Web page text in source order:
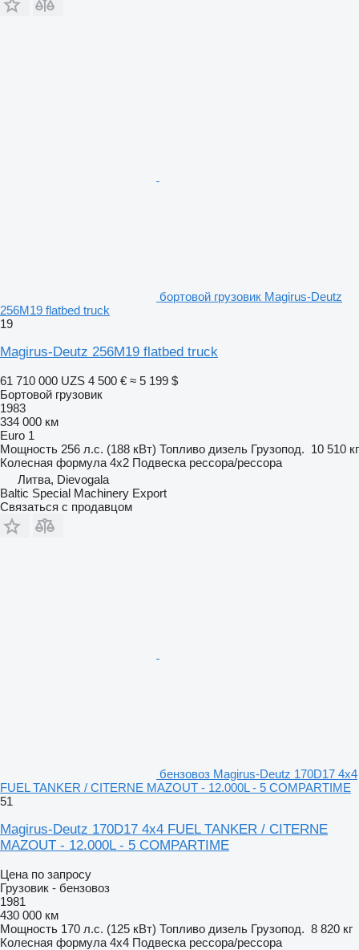
бортовой грузовик Magirus-Deutz
256M19 flatbed truck
19
Magirus-Deutz 256M19 flatbed truck
61 710 000 UZS 4 500 € ≈ 5 199 $
Бортовой грузовик
1983
334 000 км
Euro 1
Мощность 256 л.с. (188 кВт) Топливо дизель Грузопод. 10 510 кг
Колесная формула 4x2 Подвеска рессора/рессора
Литва, Dievogala
Baltic Special Machinery Export
Связаться с продавцом
бензовоз Magirus-Deutz 170D17 4x4
FUEL TANKER / CITERNE MAZOUT - 12.000L - 5 COMPARTIME
51
Magirus-Deutz 170D17 4x4 FUEL TANKER / CITERNE
MAZOUT - 12.000L - 5 COMPARTIME
Цена по запросу
Грузовик - бензовоз
1981
430 000 км
Мощность 170 л.с. (125 кВт) Топливо дизель Грузопод. 8 820 кг
Колесная формула 4x4 Подвеска рессора/рессора